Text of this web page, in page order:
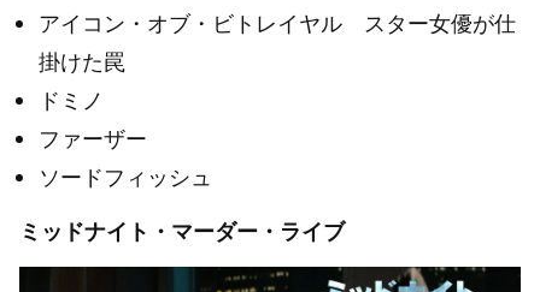
アイコン・オブ・ビトレイヤル スター女優が仕
掛けた罠
ドミノ
ファーザー
ソードフィッシュ
ミッドナイト・マーダー・ライブ